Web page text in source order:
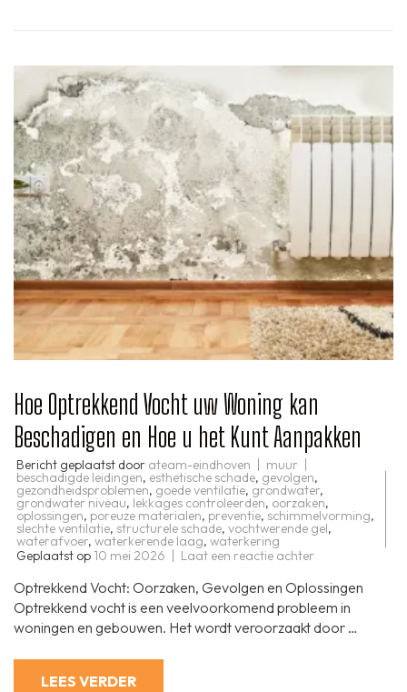
Hoe Optrekkend Vocht uw Woning kan
Beschadigen en Hoe u het Kunt Aanpakken
Bericht geplaatst door ateam-eindhoven muur
beschadigde leidingen, esthetische schade, gevolgen,
gezondheidsproblemen, goede ventilatie, grondwater,
grondwater niveau, lekkages controleerden, oorzaken,
oplossingen, poreuze materialen, preventie, schimmelvorming,
slechte ventilatie, structurele schade, vochtwerende gel,
waterafvoer, waterkerende laag, waterkering
Geplaatst op 10 mei 2026 Laat een reactie achter
Optrekkend
Vocht
uw
Woning
kan
Optrekkend Vocht: Oorzaken, Gevolgen en Oplossingen
Optrekkend vocht is een veelvoorkomend probleem in
woningen en gebouwen. Het wordt veroorzaakt door …
LEES VERDER